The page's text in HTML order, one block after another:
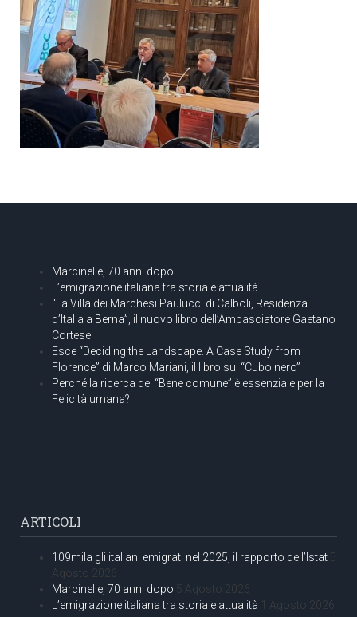
Marcinelle, 70 anni dopo
L’emigrazione italiana tra storia e attualità
“La Villa dei Marchesi Paulucci di Calboli, Residenza
d’Italia a Berna”, il nuovo libro dell’Ambasciatore Gaetano
Cortese
Esce “Deciding the Landscape. A Case Study from
Florence” di Marco Mariani, il libro sul “Cubo nero”
Perché la ricerca del “Bene comune” è essenziale per la
Felicità umana?
ARTICOLI
109mila gli italiani emigrati nel 2025, il rapporto dell’Istat 5
Agosto 2026
Marcinelle, 70 anni dopo 5 Agosto 2026
L’emigrazione italiana tra storia e attualità 1 Agosto 2026